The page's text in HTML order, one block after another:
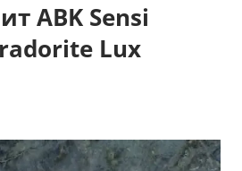
ABK Sensi
Lux